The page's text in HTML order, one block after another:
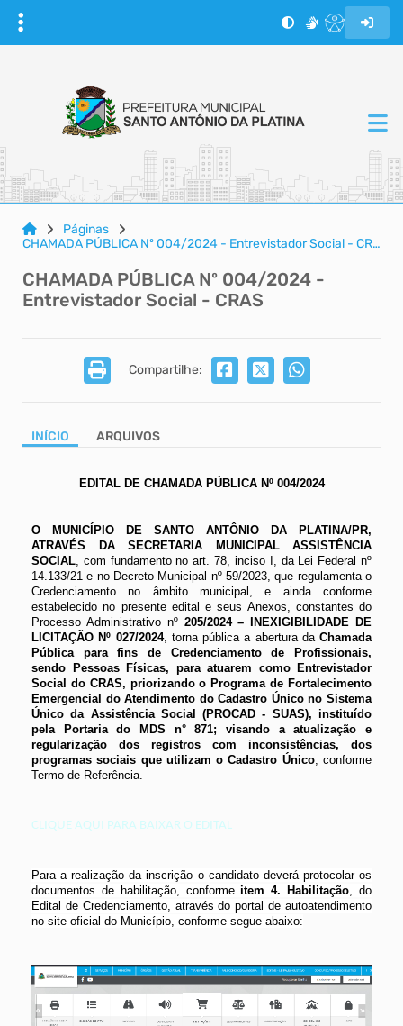
Páginas
CHAMADA PÚBLICA Nº 004/2024 - Entrevistador Social - CRAS
CHAMADA PÚBLICA Nº 004/2024 -
Entrevistador Social - CRAS
Compartilhe:
INÍCIO ARQUIVOS
EDITAL DE CHAMADA PÚBLICA Nº 004/2024
O MUNICÍPIO DE SANTO ANTÔNIO DA PLATINA/PR,
ATRAVÉS DA SECRETARIA MUNICIPAL ASSISTÊNCIA
SOCIAL, com fundamento no art. 78, inciso I, da Lei Federal nº
14.133/21 e no Decreto Municipal nº 59/2023, que regulamenta o
Credenciamento no âmbito municipal, e ainda conforme
estabelecido no presente edital e seus Anexos, constantes do
Processo Administrativo nº 205/2024 – INEXIGIBILIDADE DE
LICITAÇÃO Nº 027/2024, torna pública a abertura da Chamada
Pública para fins de Credenciamento de Profissionais,
sendo Pessoas Físicas, para atuarem como Entrevistador
Social do CRAS, priorizando o Programa de Fortalecimento
Emergencial do Atendimento do Cadastro Único no Sistema
Único da Assistência Social (PROCAD - SUAS), instituído
pela Portaria do MDS n° 871; visando a atualização e
regularização dos registros com inconsistências, dos
programas sociais que utilizam o Cadastro Único, conforme
Termo de Referência.
CLIQUE AQUI PARA BAIXAR O EDITAL
Para a realização da inscrição o candidato deverá protocolar os
documentos de habilitação, conformeitem 4. Habilitação, do
Edital de Credenciamento, através do portal de autoatendimento
no site oficial do Município, conforme segue abaixo: